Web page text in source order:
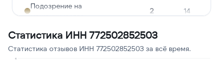
Подозрение на
мошенничество
2 14
Опрос 1
Угрозы или давление 1 7
Статистика ИНН 772502852503
Статистика отзывов ИНН 772502852503 за всё время.
4